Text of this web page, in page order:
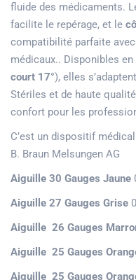
fluide des médicaments.
facilite le repérage, et le
compatibilité parfaite
médicaux.. Disponibles
court 17°), elles
Stériles et de haute
confort pour les
C’est un dispositif
B. Braun Melsungen AG
Aiguille 30 Gauges Jaune
Aiguille 27 Gauges Grise
Aiguille 26 Gauges
Aiguille 25 Gauges
Aiguille 25 Gauges